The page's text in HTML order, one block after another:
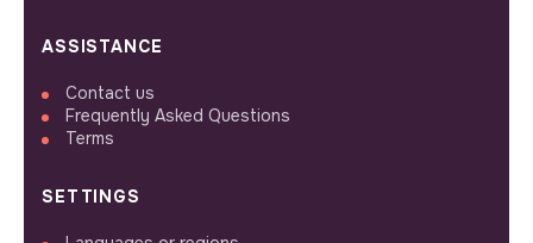
ASSISTANCE
Contact us
Frequently Asked Questions
Terms
SETTINGS